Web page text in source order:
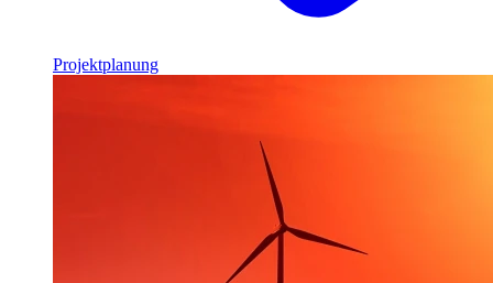
Projektplanung